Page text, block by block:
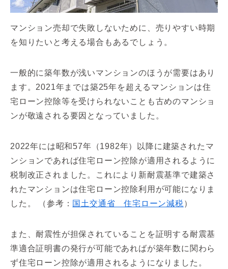
マンション売却で失敗しないために、売りやすい時期
を知りたいと考える場合もあるでしょう。
一般的に築年数が浅いマンションのほうが需要はあり
ます。2021年までは築25年を超えるマンションは住
宅ローン控除等を受けられないことも古めのマンショ
ンが敬遠される要因となっていました。
2022年には昭和57年（1982年）以降に建築されたマ
ンションであれば住宅ローン控除が適用されるように
税制改正されました。これにより新耐震基準で建築さ
れたマンションは住宅ローン控除利用が可能になりま
した。 （参考： 国土交通省 住宅ローン減税）
また、耐震性が担保されていることを証明する耐震基
準適合証明書の発行が可能であればが築年数に関わら
ず住宅ローン控除が適用されるようになりました。